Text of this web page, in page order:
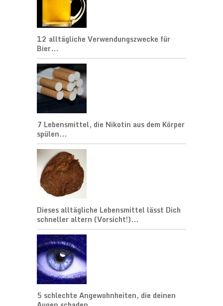
12 alltägliche Verwendungszwecke für
Bier...
7 Lebensmittel, die Nikotin aus dem Körper
spülen...
Dieses alltägliche Lebensmittel lässt Dich
schneller altern (Vorsicht!)...
5 schlechte Angewohnheiten, die deinen